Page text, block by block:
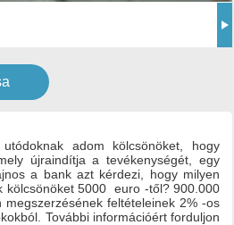
adom kölcsönöket, hogy
újraindítja a tevékenységét, egy
a bank azt kérdezi, hogy milyen
kölcsönöket 5000 euro -től? 900.000
feltételeinek 2% -os
További információért forduljon